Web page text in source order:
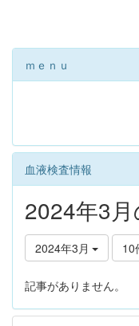
ｍｅｎｕ
血液検査情報
2024年3
2024年3月 10
記事がありません。